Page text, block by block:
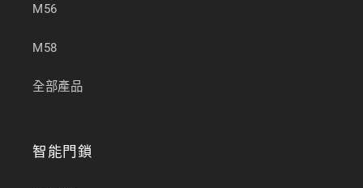
M56
M58
全部產品
智能門鎖